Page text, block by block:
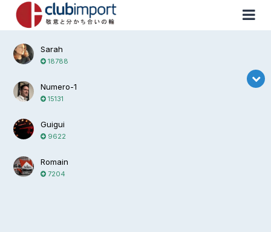
Sarah
18788
Numero-1
15131
Guigui
9622
Romain
7204